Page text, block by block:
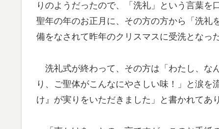
りのようだったので、「洗礼」という言葉
聖年の年のお正月に、その方の方から「洗礼
備をなされて昨年のクリスマスに受洗となっ
洗礼式が終わって、その方は「わたし、な
り、ご聖体がこんなにやさしい味！」と涙
け』が実りをいただきました」と書かれてあ